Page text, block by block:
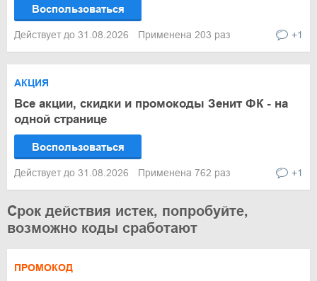
Воспользоваться
Действует до 31.08.2026 Применена 203 раз +1
АКЦИЯ
Все акции, скидки и промокоды Зенит ФК - на
одной странице
Воспользоваться
Действует до 31.08.2026 Применена 762 раз +1
Срок действия истек, попробуйте,
возможно коды сработают
ПРОМОКОД